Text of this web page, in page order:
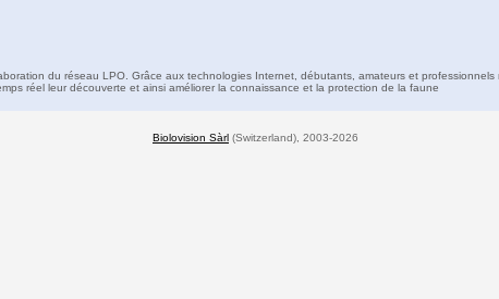
du réseau LPO. Grâce aux technologies Internet, débutants, amateurs et professionnels
réel leur découverte et ainsi améliorer la connaissance et la protection de la faune
Biolovision Sàrl (Switzerland), 2003-2026